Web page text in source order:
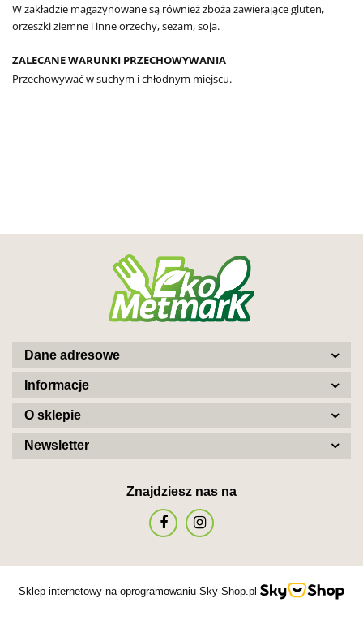
W zakładzie magazynowane są również zboża zawierające gluten,
orzeszki ziemne i inne orzechy, sezam, soja.
ZALECANE WARUNKI PRZECHOWYWANIA
Przechowywać w suchym i chłodnym miejscu.
Dane adresowe
Informacje
O sklepie
Newsletter
Znajdziesz nas na
Sklep internetowy na oprogramowaniu Sky-Shop.pl